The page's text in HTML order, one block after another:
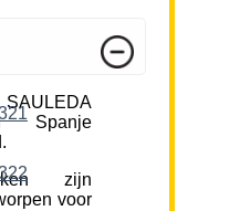
Spanje
zijn
voor